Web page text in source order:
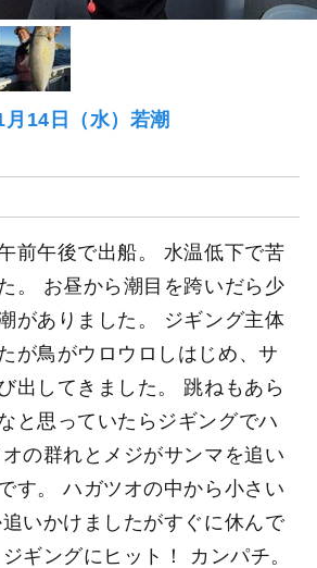
14日（水）若潮
前午後で出船。 水温低下で苦
。 お昼から潮目を跨いだら少
がありました。 ジギング主体
が鳥がウロウロしはじめ、サ
出してきました。 跳ねもあら
と思っていたらジギングでハ
の群れとメジがサンマを追い
す。 ハガツオの中から小さい
いかけましたがすぐに休んで
ギングにヒット！ カンパチ。